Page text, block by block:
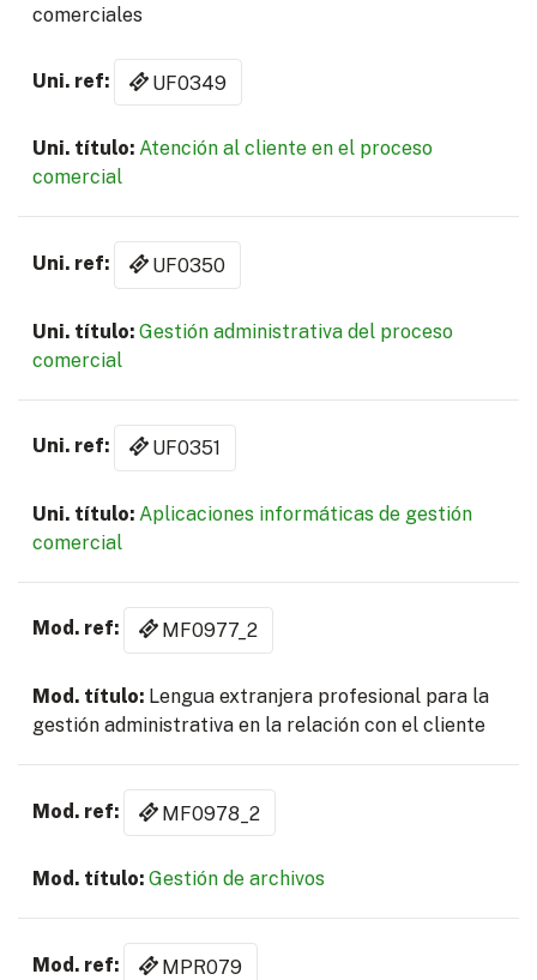
comerciales
UF0349
Atención al cliente en el proceso
comercial
UF0350
Gestión administrativa del proceso
comercial
UF0351
Aplicaciones informáticas de gestión
comercial
MF0977_2
Lengua extranjera profesional para la
gestión administrativa en la relación con el cliente
MF0978_2
Gestión de archivos
MPR079